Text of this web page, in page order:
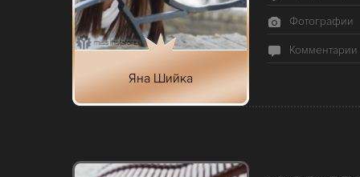
Яна Шийка
Фотографии
Комментарии